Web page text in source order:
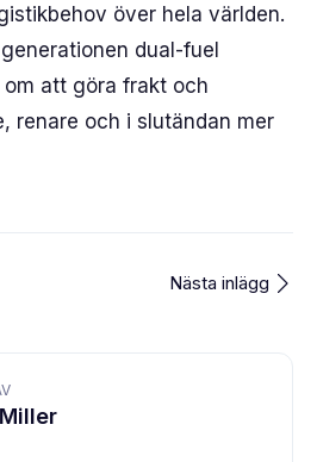
över hela världen.
dual-fuel
om att göra frakt och
renare och i slutändan mer
Nästa inlägg